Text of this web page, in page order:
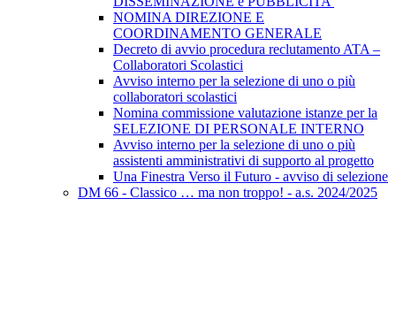
NOMINA DIREZIONE E
COORDINAMENTO GENERALE
Decreto di avvio procedura reclutamento ATA –
Collaboratori Scolastici
Avviso interno per la selezione di uno o più
collaboratori scolastici
Nomina commissione valutazione istanze per la
SELEZIONE DI PERSONALE INTERNO
Avviso interno per la selezione di uno o più
assistenti amministrativi di supporto al progetto
Una Finestra Verso il Futuro - avviso di selezione
DM 66 - Classico … ma non troppo! - a.s. 2024/2025